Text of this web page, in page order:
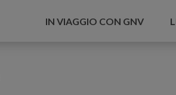
IN VIAGGIO CON GNV